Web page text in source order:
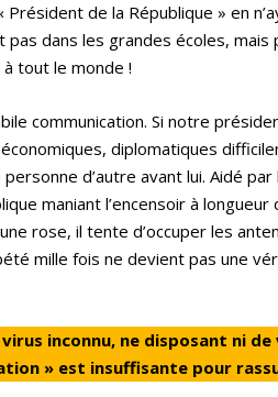
de la République » en
dans les grandes écoles,
tout le monde !
communication. Si notre
diplomatiques
d’autre avant lui. Aidé
maniant l’encensoir à longueur
rose, il tente d’occuper les
mille fois ne devient pas une
inconnu, ne disposant ni de
» est insuffisante pour